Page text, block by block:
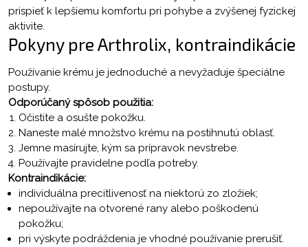
prispieť k lepšiemu komfortu pri pohybe a zvýšenej fyzickej
aktivite.
Pokyny pre Arthrolix, kontraindikácie
Používanie krému je jednoduché a nevyžaduje špeciálne
postupy.
Odporúčaný spôsob použitia:
Očistite a osušte pokožku.
Naneste malé množstvo krému na postihnutú oblasť.
Jemne masírujte, kým sa prípravok nevstrebe.
Používajte pravidelne podľa potreby.
Kontraindikácie:
individuálna precitlivenosť na niektorú zo zložiek;
nepoužívajte na otvorené rany alebo poškodenú
pokožku;
pri výskyte podráždenia je vhodné používanie prerušiť.